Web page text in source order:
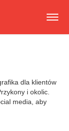
dla klientów
i okolic.
media, aby